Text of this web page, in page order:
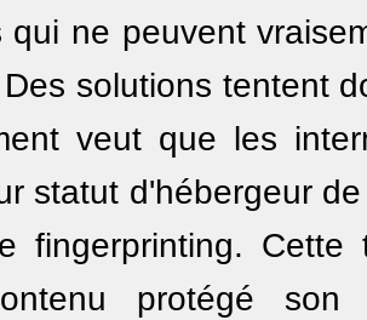
qui ne peuvent
solutions tentent
veut que les
statut d'hébergeur
fingerprinting. Cette
protégé son